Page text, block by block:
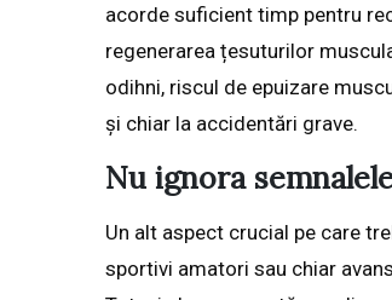
acorde suficient timp pentru
regenerarea țesuturilor
odihni, riscul de epuizare
și chiar la accidentări grave.
Nu ignora
Un alt aspect crucial pe care
sportivi amatori sau chiar